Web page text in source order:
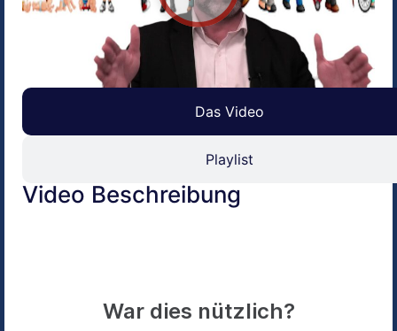
Das Video
Playlist
Video Beschreibung
War dies nützlich?